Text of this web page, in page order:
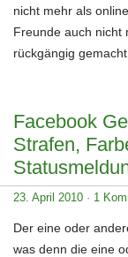
nicht mehr als
Freunde auch nicht
rückgängig gemacht.
Facebook
Strafen,
23. April 2010 · 1
Der eine oder
was denn die eine